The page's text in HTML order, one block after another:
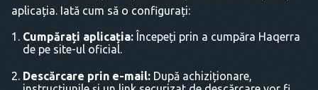
aplicația. Iată cum să o configurați:
Cumpărați aplicația: Începeți prin a cumpăra Haqerra
de pe site-ul oficial.
Descărcare prin e-mail: După achiziționare,